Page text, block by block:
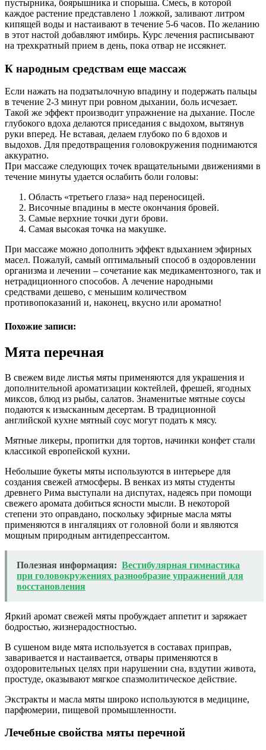
пустырника, боярышника и спорыша. Смесь, в которой
каждое растение представлено 1 ложкой, заливают литром
кипящей воды и настаивают в течение 5-6 часов. По желанию
в этот настой добавляют имбирь. Курс лечения расписывают
на трехкратный прием в день, пока отвар не иссякнет.
К народным средствам еще массаж
Если нажать на подзатылочную впадину и подержать пальцы
в течение 2-3 минут при ровном дыхании, боль исчезает.
Такой же эффект производит упражнение на дыхание. После
глубокого вдоха делаются приседания с выдохом, вытянув
руки вперед. Не вставая, делаем глубоко по 6 вдохов и
выдохов. Для предотвращения головокружения поднимаются
аккуратно.
При массаже следующих точек вращательными движениями в
течение минуты удается ослабить боли головы:
Область «третьего глаза» над переносицей.
Височные впадины в месте окончания бровей.
Самые верхние точки дуги брови.
Самая высокая точка на макушке.
При массаже можно дополнить эффект вдыханием эфирных
масел. Пожалуй, самый оптимальный способ в оздоровлении
организма и лечении – сочетание как медикаментозного, так и
нетрадиционного способов. А лечение народными
средствами дешево, с меньшим количеством
противопоказаний и, наконец, вкусно или ароматно!
Похожие записи:
Мята перечная
В свежем виде листья мяты применяются для украшения и
дополнительной ароматизации коктейлей, фрешей, ягодных
миксов, блюд из рыбы, салатов. Знаменитые мятные соусы
подаются к изысканным десертам. В традиционной
английской кухне мятный соус могут подать к мясу.
Мятные ликеры, пропитки для тортов, начинки конфет стали
классикой европейской кухни.
Небольшие букеты мяты используются в интерьере для
создания свежей атмосферы. В венках из мяты студенты
древнего Рима выступали на диспутах, надеясь при помощи
свежего аромата добиться ясности мысли. В некоторой
степени это оправдано, поскольку эфирные масла мяты
применяются в ингаляциях от головной боли и являются
мощным природным антидепрессантом.
Полезная информация: Вестибулярная гимнастика
при головокружениях разнообразие упражнений для
восстановления
Яркий аромат свежей мяты пробуждает аппетит и заряжает
бодростью, жизнерадостностью.
В сушеном виде мята используется в составах приправ,
заваривается и настаивается, отвары применяются в
оздоровительных целях при нарушении сна, вздутии живота,
простуде, оказывают мягкое спазмолитическое действие.
Экстракты и масла мяты широко используются в медицине,
парфюмерии, пищевой промышленности.
Лечебные свойства мяты перечной